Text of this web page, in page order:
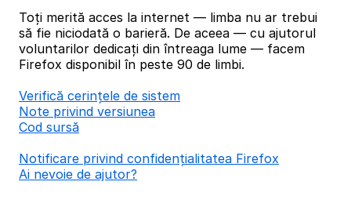
Toți merită acces la internet — limba nu ar trebui
să fie niciodată o barieră. De aceea — cu ajutorul
voluntarilor dedicați din întreaga lume — facem
Firefox disponibil în peste 90 de limbi.
Verifică cerințele de sistem
Note privind versiunea
Cod sursă
Notificare privind confidențialitatea Firefox
Ai nevoie de ajutor?